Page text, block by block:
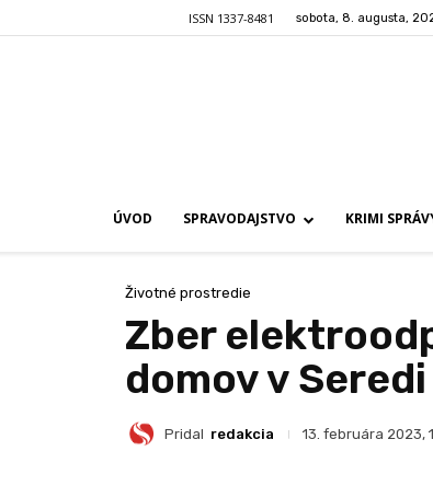
ISSN 1337-8481 sobota, 8. augusta,
ÚVOD SPRAVODAJSTVO KRIMI
Životné prostredie
Zber
domov v
Pridal redakcia 13. februára 2023,